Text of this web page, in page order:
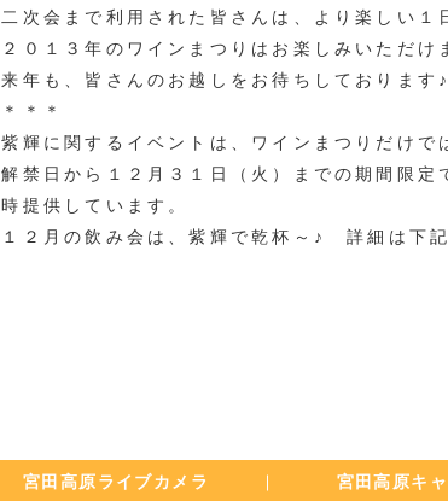
二次会まで利用された皆さんは、より楽しい
２０１３年のワインまつりはお楽しみいただけ
来年も、皆さんのお越しをお待ちしております♪
＊＊＊
紫輝に関するイベントは、ワインまつりだけで
解禁日から１２月３１日（火）までの期間限定
時提供しています。
１２月の飲み会は、紫輝で乾杯～♪ 詳細は下記
宮田高原ライブカメラ 宮田高原キ